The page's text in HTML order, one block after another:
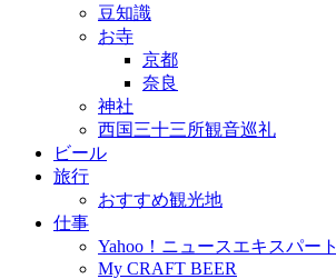
豆知識
お寺
京都
奈良
神社
西国三十三所観音巡礼
ビール
旅行
おすすめ観光地
仕事
Yahoo！ニュースエキスパート
My CRAFT BEER